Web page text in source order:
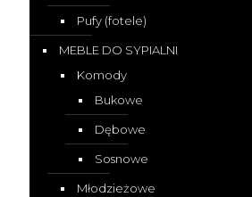
Pufy (fotele)
MEBLE DO SYPIALNI
Komody
Bukowe
Dębowe
Sosnowe
Młodzieżowe